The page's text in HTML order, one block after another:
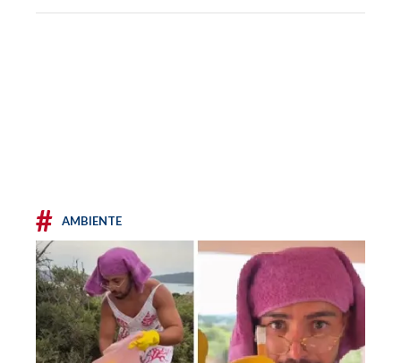
# AMBIENTE